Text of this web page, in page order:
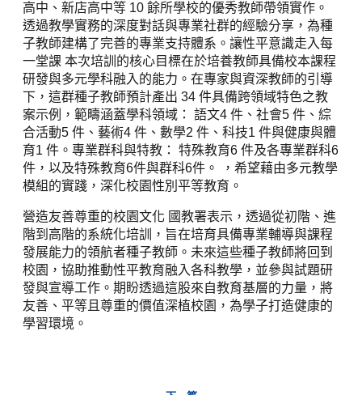
高中、新店高中等 10 餘所學校的優秀教師帶領實作。
透過教學實務的深度對話與專業社群的經驗分享，為種
子教師建構了完善的專業支持體系。讓性平意識走入每
一堂課 本次培訓的核心目標在於培養教師具備校本課程
研發與多元學科融入的能力。在專家與資深教師的引導
下，這群種子教師預計產出 34 件具備跨領域特色之教
案示例，範疇涵蓋學科領域： 語文4 件、社會5 件、綜
合活動5 件、藝術4 件、數學2 件、科技1 件與健康與體
育1 件。專業群科與特教： 特殊教育6 件及各專業群科6
件，以及特殊教育6件與群科6件。 ，希望藉由多元教學
模組的實踐，深化校園性別平等教育。
營造友善尊重的校園文化 國教署表示，透過從初階、進
階到高階的系統化培訓，旨在培育具備專業輔導與課程
發展能力的領航者種子教師。未來這些種子教師將回到
校園，協助推動性平教育融入各科教學，並參與試題研
發與宣導工作。期盼透過這股來自教育基層的力量，將
友善、平等且尊重的價值深植校園，為學子打造健康的
學習環境。